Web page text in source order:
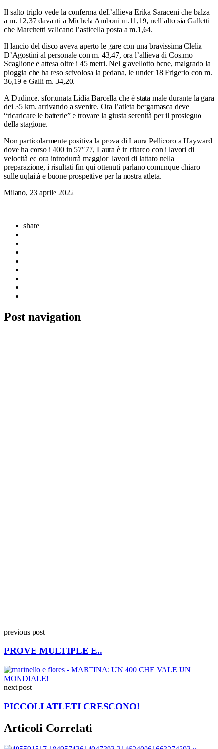
Il salto triplo vede la conferma dell’allieva Erika Saraceni che balza
a m. 12,37 davanti a Michela Amboni m.11,19; nell’alto sia Galletti
che Marchetti valicano l’asticella posta a m.1,64.
Il lancio del disco aveva aperto le gare con una bravissima Clelia
D’Agostini al personale con m. 43,47, ora l’allieva di Cosimo
Scaglione è attesa oltre i 45 metri. Nel giavellotto bene, malgrado la
pioggia che ha reso scivolosa la pedana, le under 18 Frigerio con m.
36,19 e Galli m. 34,20.
A Dudince, sfortunata Lidia Barcella che è stata male durante la gara
dei 35 km. arrivando a svenire. Ora l’atleta bergamasca deve
“ricaricare le batterie” e trovare la giusta serenità per il prosieguo
della stagione.
Non particolarmente positiva la prova di Laura Pellicoro a Hayward
dove ha corso i 400 in 57″77, Laura è in ritardo con i lavori di
velocità ed ora introdurrà maggiori lavori di lattato nella
preparazione, i risultati fin qui ottenuti parlano comunque chiaro
sulle uqlaità e buone prospettive per la nostra atleta.
Milano, 23 aprile 2022
share
Post navigation
previous post
PROVE MULTIPLE E..
next post
PICCOLI ATLETI CRESCONO!
Articoli Correlati